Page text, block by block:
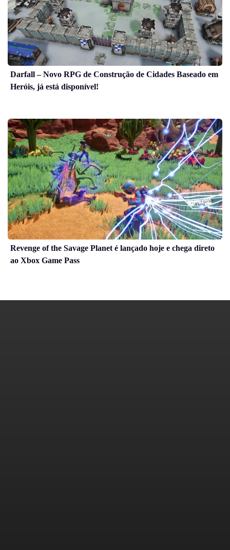
Darfall – Novo RPG de Construção de Cidades Baseado em
Heróis, já está disponível!
Revenge of the Savage Planet é lançado hoje e chega direto
ao Xbox Game Pass